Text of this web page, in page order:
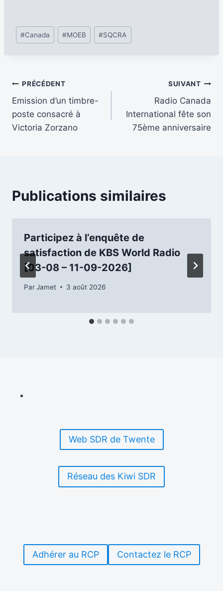
Étiquettes
de
#Canada #MOEB #SQCRA
Navigation
de
l’article
PRÉCÉDENT
Emission d’un timbre-
poste consacré à
Victoria Zorzano
SUIVANT
Radio Canada
International fête son
75ème anniversaire
Publications similaires
Participez à l’enquête de
satisfaction de KBS World Radio
[03-08 – 11-09-2026]
ParJamet 3 août 2026
Web SDR de Twente
Réseau des Kiwi SDR
Adhérer au RCP Contactez le RCP